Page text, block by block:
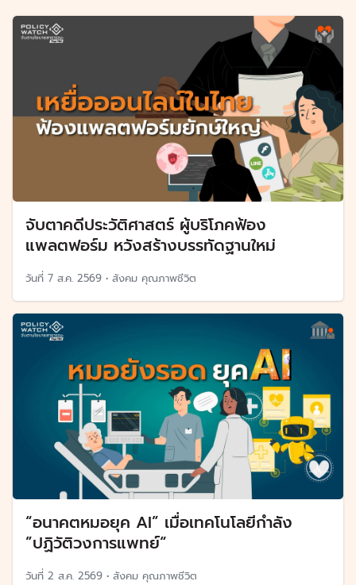
จับตาคดีประวัติศาสตร์ ผู้บริโภคฟ้อง
แพลตฟอร์ม หวังสร้างบรรทัดฐานใหม่
วันที่ 7 ส.ค. 2569 • สังคม คุณภาพชีวิต
“อนาคตหมอยุค AI” เมื่อเทคโนโลยีกำลัง
”ปฏิวัติวงการแพทย์“
วันที่ 2 ส.ค. 2569 • สังคม คุณภาพชีวิต